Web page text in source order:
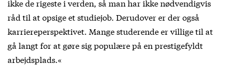
ikke de rigeste i verden, så man har ikke nødvendigvis
råd til at opsige et studiejob. Derudover er der også
karriereperspektivet. Mange studerende er villige til at
gå langt for at gøre sig populære på en prestigefyldt
arbejdsplads.«